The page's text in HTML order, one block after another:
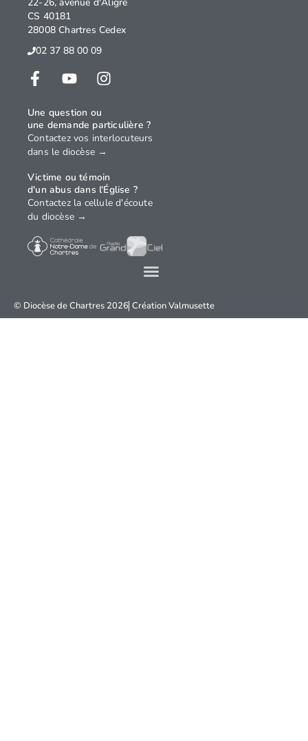
© Diocèse de Chartres 2026 CréationValmusette
22-26, avenue d'Aligre
CS 40181
28008 Chartres Cedex
02 37 88 00 09
Une question ou
une demande particulière ?
Contactez vos interlocuteurs
dans le diocèse →
Victime ou témoin
d'un abus dans l'Église ?
Contactez la cellule d'écoute
du diocèse →